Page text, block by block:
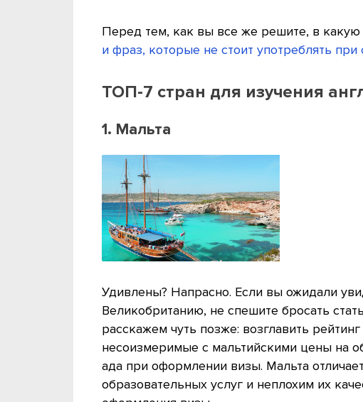
Перед тем, как вы все же решите, в какую
и фраз, которые не стоит употреблять
ТОП-7 стран для изучения
1. Мальта
Удивлены? Напрасно. Если вы ожидали
Великобританию, не спешите бросать
расскажем чуть позже: возглавить
несоизмеримые с мальтийскими цены на
ада при оформлении визы. Мальта
образовательных услуг и неплохим их